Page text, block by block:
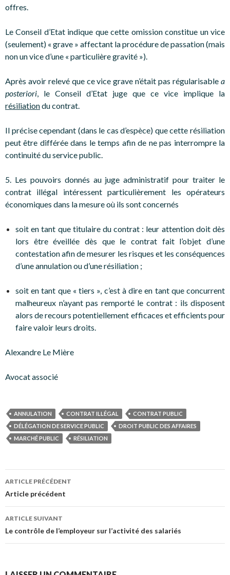
offres.
Le Conseil d’Etat indique que cette omission constitue un vice
(seulement) « grave » affectant la procédure de passation (mais
non un vice d’une « particulière gravité »).
Après avoir relevé que ce vice grave n’était pas régularisable a
posteriori, le Conseil d’Etat juge que ce vice implique la
résiliationdu contrat.
Il précise cependant (dans le cas d’espèce) que cette résiliation
peut être différée dans le temps afin de ne pas interrompre la
continuité du service public.
5. Les pouvoirs donnés au juge administratif pour traiter le
contrat illégal intéressent particulièrement les opérateurs
économiques dans la mesure où ils sont concernés
soit en tant que titulaire du contrat : leur attention doit dès
lors être éveillée dès que le contrat fait l’objet d’une
contestation afin de mesurer les risques et les conséquences
d’une annulation ou d’une résiliation ;
soit en tant que « tiers », c’est à dire en tant que concurrent
malheureux n’ayant pas remporté le contrat : ils disposent
alors de recours potentiellement efficaces et efficients pour
faire valoir leurs droits.
Alexandre Le Mière
Avocat associé
ANNULATION CONTRAT ILLÉGAL
CONTRAT PUBLIC
DÉLÉGATION DE SERVICE PUBLIC
DROIT PUBLIC DES AFFAIRES
MARCHÉ PUBLIC
RÉSILIATION
Navigation
des
articles
ARTICLE PRÉCÉDENT
Article précédent
ARTICLE SUIVANT
Le contrôle de l’employeur sur l’activité des salariés